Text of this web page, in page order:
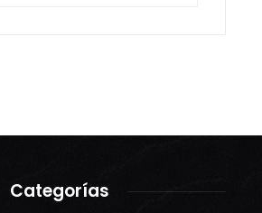
Categorías